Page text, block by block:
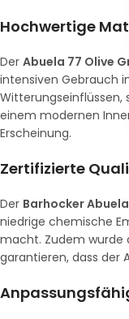
Hochwertige
Der Abuela 77 Olive
intensiven Gebrauch
Witterungseinflüssen,
einem modernen
Erscheinung.
Zertifizierte
Der Barhocker
niedrige chemische
macht. Zudem wurde
garantieren, dass der